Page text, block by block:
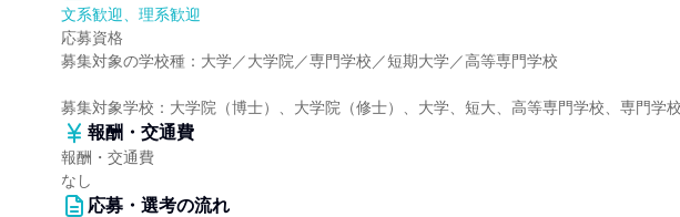
文系歓迎、理系歓迎
応募資格
募集対象の学校種：大学／大学院／専門学校／短期大学／高等専門学校
募集対象学校：大学院（博士）、大学院（修士）、大学、短大、高等専門学校、専門学
報酬・交通費
報酬・交通費
なし
応募・選考の流れ